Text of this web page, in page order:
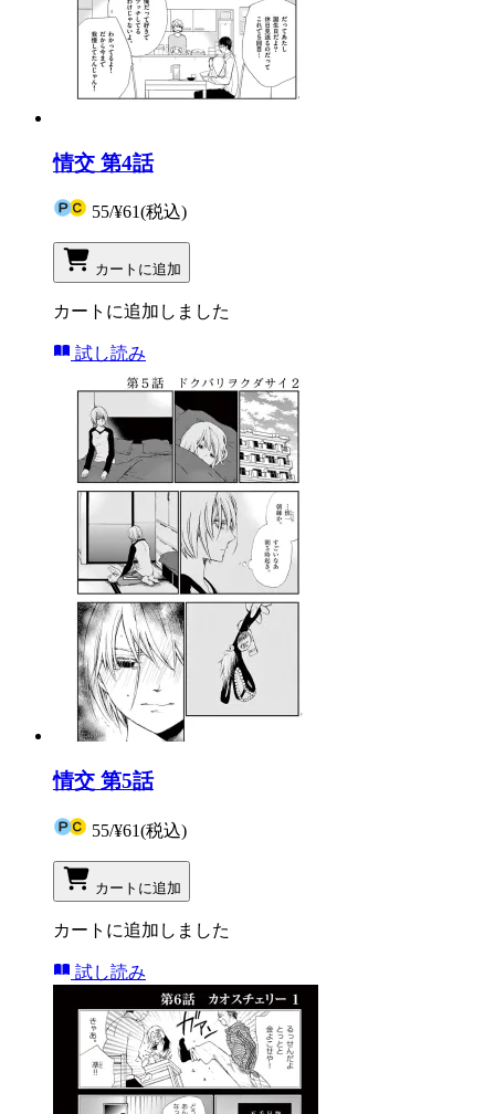
情交 第4話
55/¥61(税込)
カートに追加
カートに追加しました
試し読み
情交 第5話
55/¥61(税込)
カートに追加
カートに追加しました
試し読み